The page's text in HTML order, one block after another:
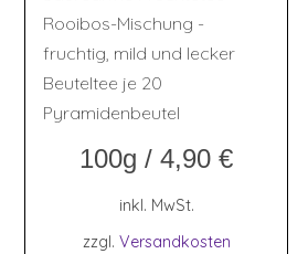
Rooibos-Mischung -
fruchtig, mild und lecker
Beuteltee je 20
Pyramidenbeutel
100g / 4,90 €
inkl. MwSt.
zzgl. Versandkosten